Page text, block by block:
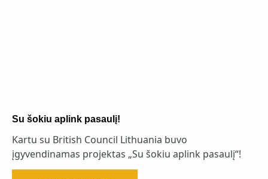
Su šokiu aplink pasaulį!
Kartu su British Council Lithuania buvo
įgyvendinamas projektas „Su šokiu aplink pasaulį“!